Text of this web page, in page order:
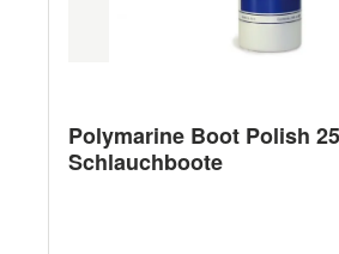
Polymarine Boot Polish
Schlauchboote